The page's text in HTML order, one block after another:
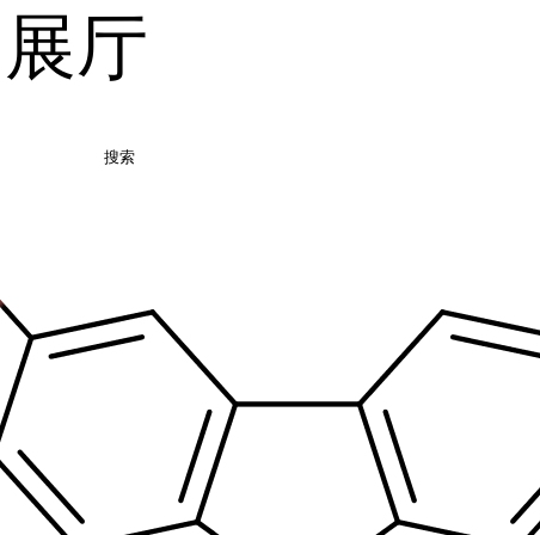
厅
搜索